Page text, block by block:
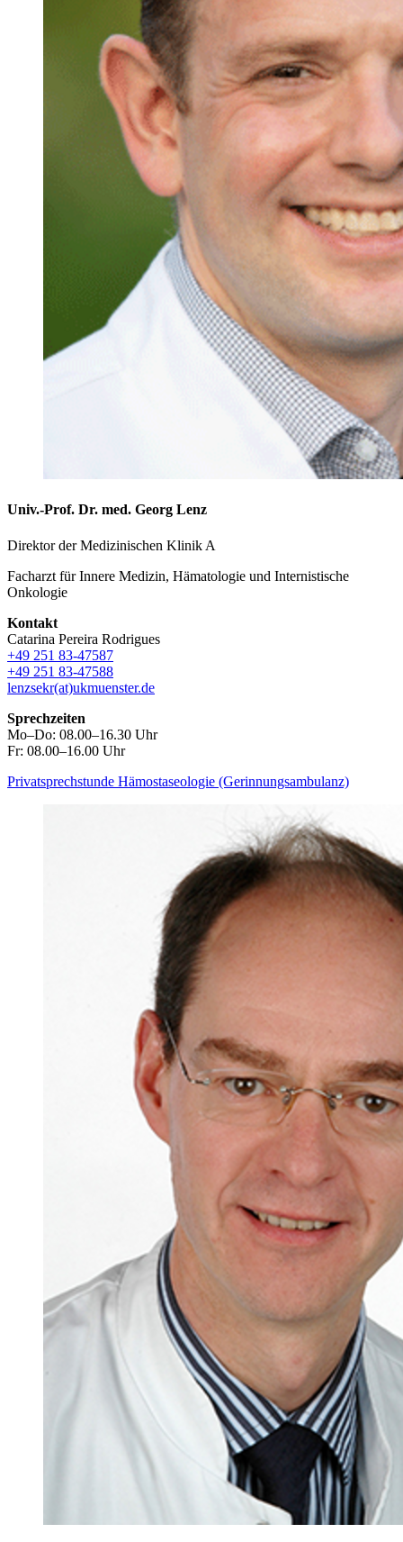
Univ.-Prof. Dr. med. Georg Lenz
Direktor der Medizinischen Klinik A
Facharzt für Innere Medizin, Hämatologie und Internistische
Onkologie
Kontakt
Catarina Pereira Rodrigues
+49 251 83-47587
+49 251 83-47588
lenzsekr(at)ukmuenster.de
Sprechzeiten
Mo–Do: 08.00–16.30 Uhr
Fr: 08.00–16.00 Uhr
Privatsprechstunde Hämostaseologie (Gerinnungsambulanz)